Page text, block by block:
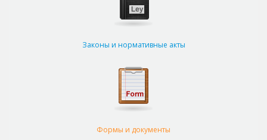
Законы и нормативные акты
Формы и документы